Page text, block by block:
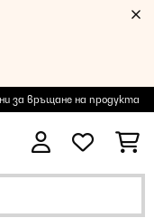
за връщане на продукта